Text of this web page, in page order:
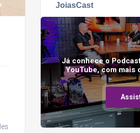
JoiasCast
Já conhece o
YouTube, com mais